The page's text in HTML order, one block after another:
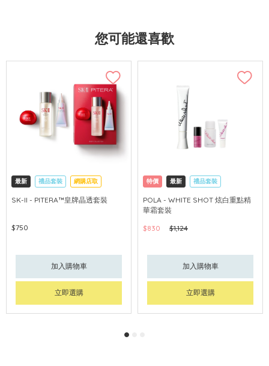
您可能還喜歡
最新 禮品套裝 網購店取
可中國內地配送
SK-II - PITERA™皇牌晶透套裝
$750
加入購物車
立即選購
特價 最新 禮品套裝
網購店取 可中國內地配送
POLA - WHITE SHOT 炫白重點精
華霜套裝
$830
$1,124
加入購物車
立即選購